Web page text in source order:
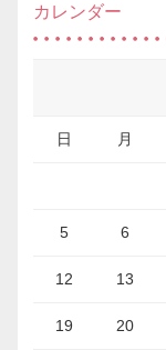
カレンダー
日 月
5 6
12 13
19 20